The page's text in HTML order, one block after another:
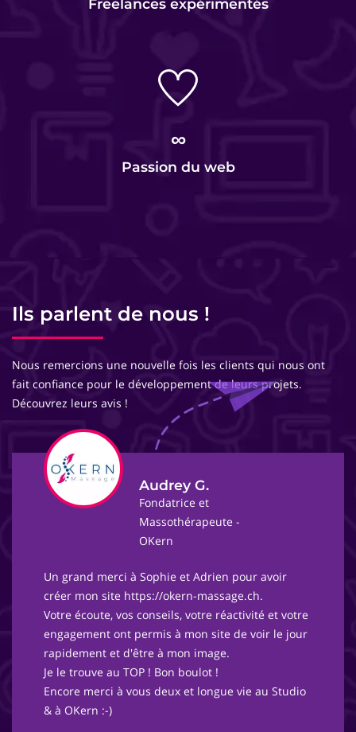
∞
Passion du web
Ils parlent de nous !
Nous remercions une nouvelle fois les clients qui nous ont
fait confiance pour le développement de leurs projets.
Découvrez leurs avis !
Audrey G.
Fondatrice et
Massothérapeute -
OKern
Un grand merci à Sophie et Adrien pour avoir
créer mon site https://okern-massage.ch.
Votre écoute, vos conseils, votre réactivité et votre
engagement ont permis à mon site de voir le jour
rapidement et d'être à mon image.
Je le trouve au TOP ! Bon boulot !
Encore merci à vous deux et longue vie au Studio
& à OKern :-)